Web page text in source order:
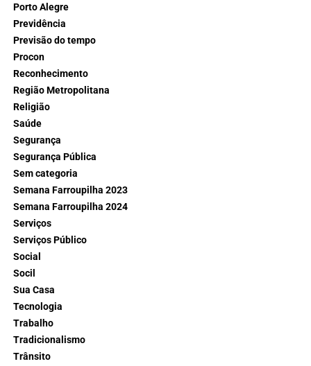
Porto Alegre
Previdência
Previsão do tempo
Procon
Reconhecimento
Região Metropolitana
Religião
Saúde
Segurança
Segurança Pública
Sem categoria
Semana Farroupilha 2023
Semana Farroupilha 2024
Serviços
Serviços Público
Social
Socil
Sua Casa
Tecnologia
Trabalho
Tradicionalismo
Trânsito